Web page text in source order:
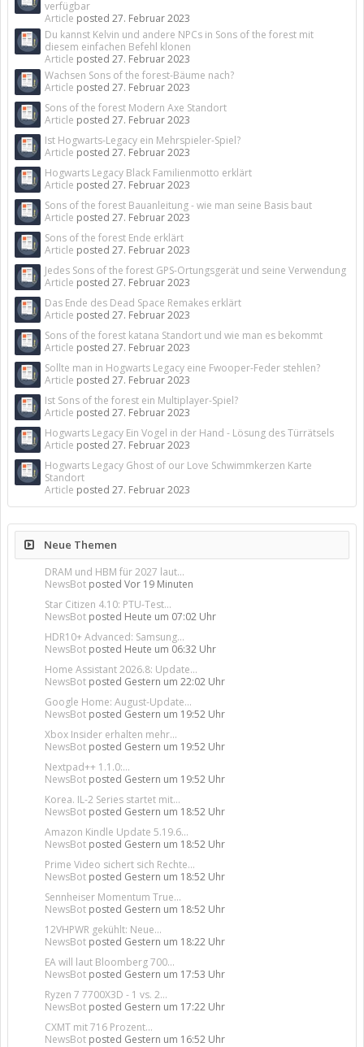
verfügbar
Article posted 27. Februar 2023
Du kannst Kelvin und andere NPCs in Sons of the forest mit
diesem einfachen Befehl klonen
Article posted 27. Februar 2023
Wachsen Sons of the forest-Bäume nach?
Article posted 27. Februar 2023
Sons of the forest Modern Axe Standort
Article posted 27. Februar 2023
Ist Hogwarts-Legacy ein Mehrspieler-Spiel?
Article posted 27. Februar 2023
Hogwarts Legacy Black Familienmotto erklärt
Article posted 27. Februar 2023
Sons of the forest Bauanleitung - wie man seine Basis baut
Article posted 27. Februar 2023
Sons of the forest Ende erklärt
Article posted 27. Februar 2023
Jedes Sons of the forest GPS-Ortungsgerät und seine Verwendung
Article posted 27. Februar 2023
Das Ende des Dead Space Remakes erklärt
Article posted 27. Februar 2023
Sons of the forest katana Standort und wie man es bekommt
Article posted 27. Februar 2023
Sollte man in Hogwarts Legacy eine Fwooper-Feder stehlen?
Article posted 27. Februar 2023
Ist Sons of the forest ein Multiplayer-Spiel?
Article posted 27. Februar 2023
Hogwarts Legacy Ein Vogel in der Hand - Lösung des Türrätsels
Article posted 27. Februar 2023
Hogwarts Legacy Ghost of our Love Schwimmkerzen Karte
Standort
Article posted 27. Februar 2023
Neue Themen
DRAM und HBM für 2027 laut...
NewsBot posted Vor 19 Minuten
Star Citizen 4.10: PTU-Test...
NewsBot posted Heute um 07:02 Uhr
HDR10+ Advanced: Samsung...
NewsBot posted Heute um 06:32 Uhr
Home Assistant 2026.8: Update...
NewsBot posted Gestern um 22:02 Uhr
Google Home: August-Update...
NewsBot posted Gestern um 19:52 Uhr
Xbox Insider erhalten mehr...
NewsBot posted Gestern um 19:52 Uhr
Nextpad++ 1.1.0:...
NewsBot posted Gestern um 19:52 Uhr
Korea. IL-2 Series startet mit...
NewsBot posted Gestern um 18:52 Uhr
Amazon Kindle Update 5.19.6...
NewsBot posted Gestern um 18:52 Uhr
Prime Video sichert sich Rechte...
NewsBot posted Gestern um 18:52 Uhr
Sennheiser Momentum True...
NewsBot posted Gestern um 18:52 Uhr
12VHPWR gekühlt: Neue...
NewsBot posted Gestern um 18:22 Uhr
EA will laut Bloomberg 700...
NewsBot posted Gestern um 17:53 Uhr
Ryzen 7 7700X3D - 1 vs. 2...
NewsBot posted Gestern um 17:22 Uhr
CXMT mit 716 Prozent...
NewsBot posted Gestern um 16:52 Uhr